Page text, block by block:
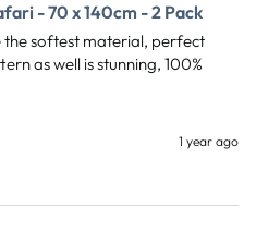
- 70 x 140cm - 2 Pack
the softest material, perfect
as well is stunning, 100%
1 year ago